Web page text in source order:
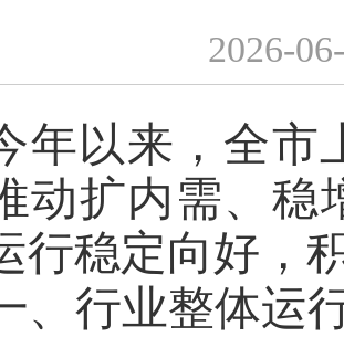
2026-
年以来，全市
动扩内需、稳
行稳定向好，
、 行业整体运